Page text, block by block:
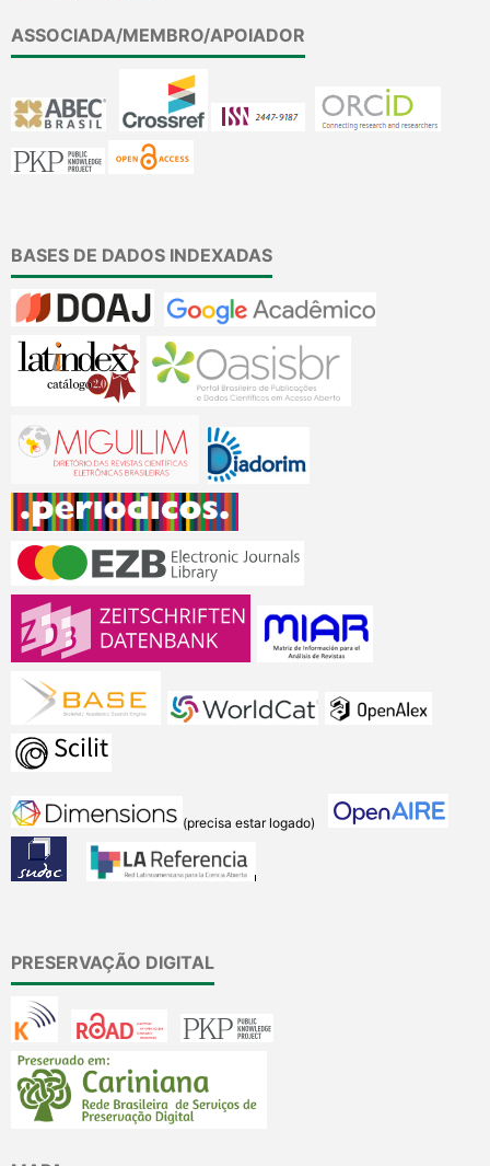
ASSOCIADA/MEMBRO/APOIADOR
BASES DE DADOS INDEXADAS
(precisa estar logado)
PRESERVAÇÃO DIGITAL